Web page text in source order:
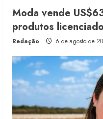
Moda vende
produtos
Redação 6 de agosto de